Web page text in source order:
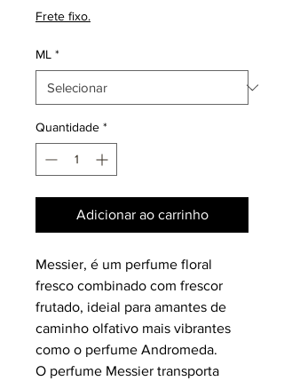
Frete fixo.
ML *
Quantidade *
Adicionar ao carrinho
Messier, é um perfume floral
fresco combinado com frescor
frutado, ideial para amantes de
caminho olfativo mais vibrantes
como o perfume Andromeda.
O perfume Messier transporta